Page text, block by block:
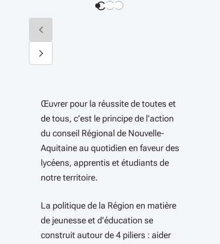
Diapositive précédente
Diapositive suivante
Œuvrer pour la réussite de toutes et
de tous, c’est le principe de l’action
du conseil Régional de Nouvelle-
Aquitaine au quotidien en faveur des
lycéens, apprentis et étudiants de
notre territoire.
La politique de la Région en matière
de jeunesse et d’éducation se
construit autour de 4 piliers : aider